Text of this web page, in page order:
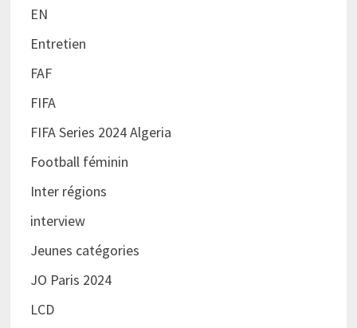
EN
Entretien
FAF
FIFA
FIFA Series 2024 Algeria
Football féminin
Inter régions
interview
Jeunes catégories
JO Paris 2024
LCD